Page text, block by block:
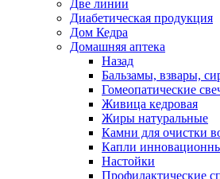
Две линии
Диабетическая продукция
Дом Кедра
Домашняя аптека
Назад
Бальзамы, взвары,
Гомеопатические
Живица кедровая
Жиры натуральные
Камни для очистки
Капли
Настойки
Профилактические